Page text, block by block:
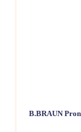
B.BRAUN